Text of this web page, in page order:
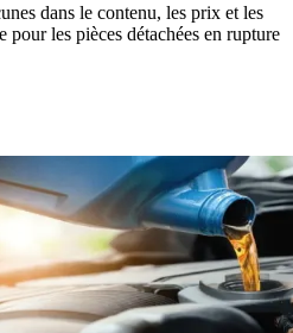
dans le contenu, les prix et les
les pièces détachées en rupture